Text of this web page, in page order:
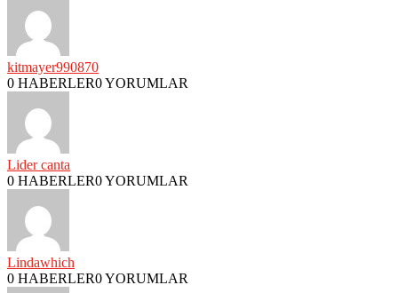
kitmayer990870
0 HABERLER0 YORUMLAR
Lider canta
0 HABERLER0 YORUMLAR
Lindawhich
0 HABERLER0 YORUMLAR